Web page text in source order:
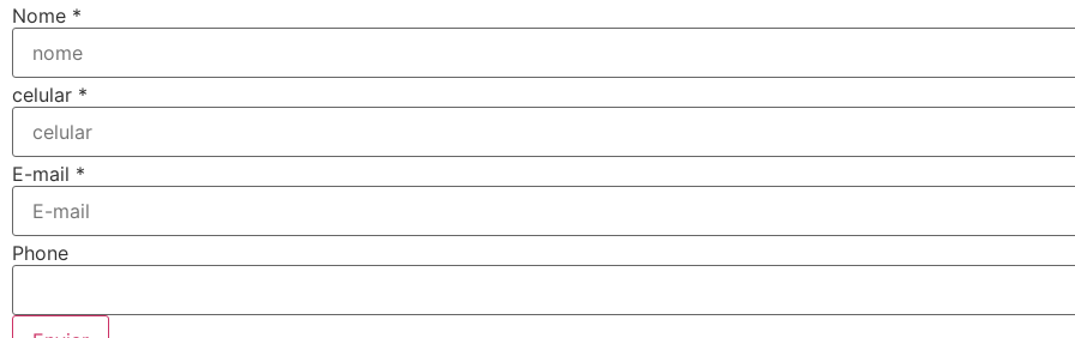
Nome *
celular *
E-mail *
Phone